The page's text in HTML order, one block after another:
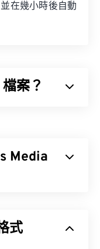
在幾小時後自動
案？
行的影片格式，
如在 YouTube
Media
年誕生以
式